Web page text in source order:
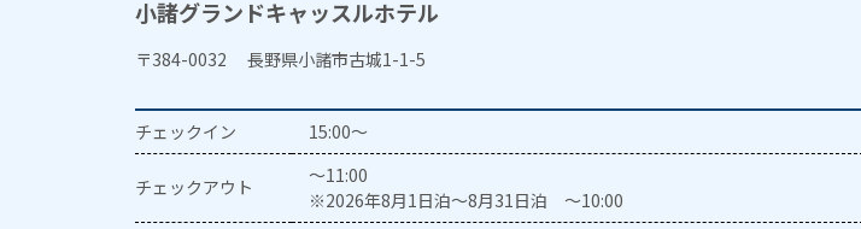
小諸グランドキャッスルホテル
〒384-0032 長野県小諸市古城1-1-5
チェックイン 15:00～
チェックアウト
～11:00
※2026年8月1日泊～8月31日泊 ～10:00